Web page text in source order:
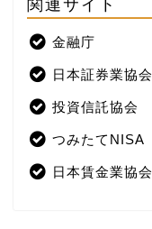
関連サイト
金融庁
日本証券業協会
投資信託協会
つみたてNISA
日本賃金業協会